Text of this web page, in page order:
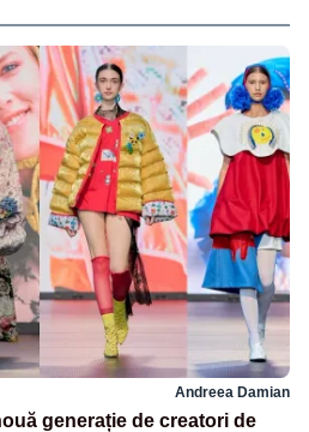
Andreea Damian
generație de creatori de